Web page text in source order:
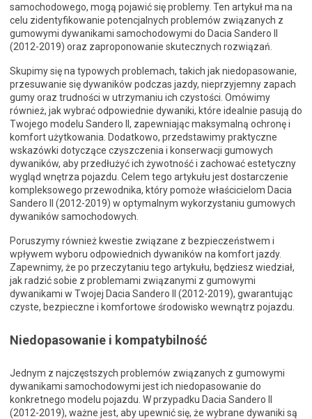
samochodowego, mogą pojawić się problemy. Ten artykuł ma na
celu zidentyfikowanie potencjalnych problemów związanych z
gumowymi dywanikami samochodowymi do Dacia Sandero II
(2012-2019) oraz zaproponowanie skutecznych rozwiązań.
Skupimy się na typowych problemach, takich jak niedopasowanie,
przesuwanie się dywaników podczas jazdy, nieprzyjemny zapach
gumy oraz trudności w utrzymaniu ich czystości. Omówimy
również, jak wybrać odpowiednie dywaniki, które idealnie pasują do
Twojego modelu Sandero II, zapewniając maksymalną ochronę i
komfort użytkowania. Dodatkowo, przedstawimy praktyczne
wskazówki dotyczące czyszczenia i konserwacji gumowych
dywaników, aby przedłużyć ich żywotność i zachować estetyczny
wygląd wnętrza pojazdu. Celem tego artykułu jest dostarczenie
kompleksowego przewodnika, który pomoże właścicielom Dacia
Sandero II (2012-2019) w optymalnym wykorzystaniu gumowych
dywaników samochodowych.
Poruszymy również kwestie związane z bezpieczeństwem i
wpływem wyboru odpowiednich dywaników na komfort jazdy.
Zapewnimy, że po przeczytaniu tego artykułu, będziesz wiedział,
jak radzić sobie z problemami związanymi z gumowymi
dywanikami w Twojej Dacia Sandero II (2012-2019), gwarantując
czyste, bezpieczne i komfortowe środowisko wewnątrz pojazdu.
Niedopasowanie i kompatybilność
Jednym z najczęstszych problemów związanych z gumowymi
dywanikami samochodowymi jest ich niedopasowanie do
konkretnego modelu pojazdu. W przypadku Dacia Sandero II
(2012-2019), ważne jest, aby upewnić się, że wybrane dywaniki są